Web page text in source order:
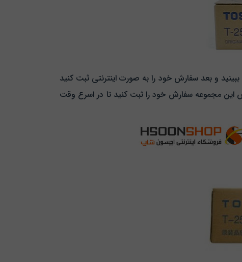
و بعد سفارش خود را به صورت اینترنتی ثبت کنید
این مجموعه سفارش خود را ثبت کنید تا در اسرع وقت